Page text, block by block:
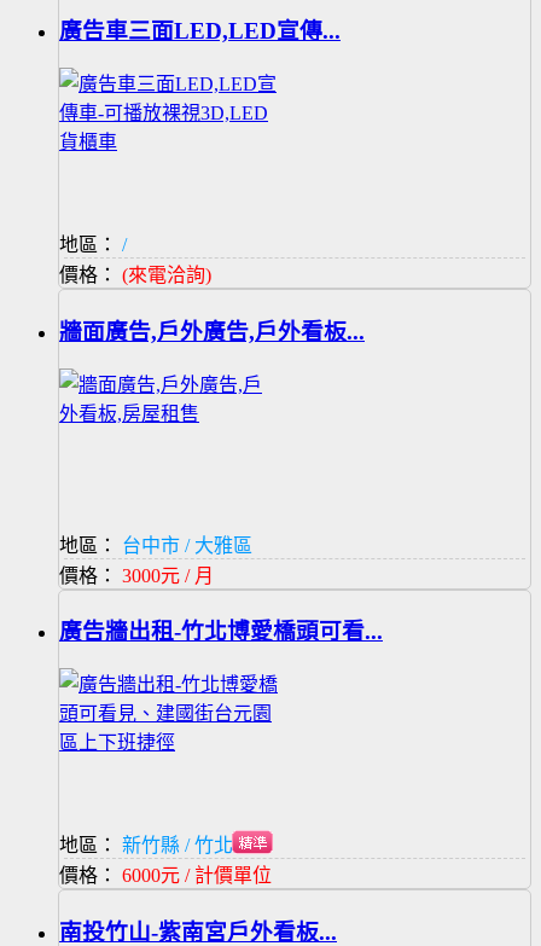
廣告車三面LED,LED宣傳...
地區：
/
價格： (來電洽詢)
牆面廣告,戶外廣告,戶外看板...
地區：
台中市 / 大雅區
價格： 3000元 / 月
廣告牆出租-竹北博愛橋頭可看...
地區：
新竹縣 / 竹北市
價格： 6000元 / 計價單位
南投竹山-紫南宮戶外看板...